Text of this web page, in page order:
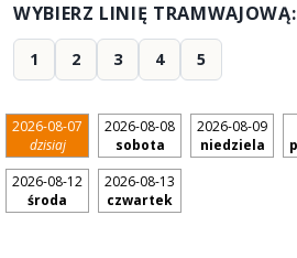
WYBIERZ LINIĘ TRAMWAJOWĄ:
1 2 3 4 5
2026-08-07
dzisiaj
2026-08-08
sobota
2026-08-09
niedziela
2026-08-12
środa
2026-08-13
czwartek